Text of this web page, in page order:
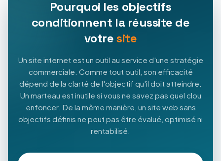
Pourquoi les objectifs
conditionnent la réussite de
votresite
Un site internet est un outil au service d'une stratégie
commerciale. Comme tout outil, son efficacité
dépend de la clarté de l'objectif qu'il doit atteindre.
Un marteau est inutile si vous ne savez pas quel clou
enfoncer. De la même manière, un site web sans
objectifs définis ne peut pas être évalué, optimisé ni
rentabilisé.